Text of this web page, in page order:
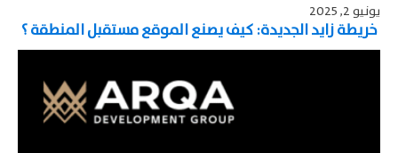
يونيو 2, 2025
خريطة زايد الجديدة: كيف يصنع الموقع مستقبل المنطقة ؟